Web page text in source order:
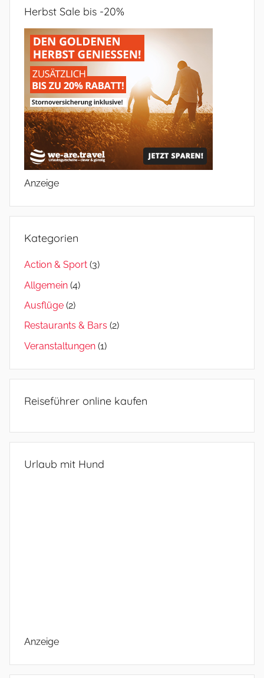
Herbst Sale bis -20%
Anzeige
Kategorien
Action & Sport (3)
Allgemein (4)
Ausflüge (2)
Restaurants & Bars (2)
Veranstaltungen (1)
Reiseführer online kaufen
Urlaub mit Hund
Anzeige